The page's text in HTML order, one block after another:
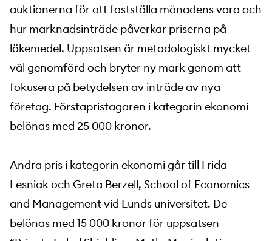
auktionerna för att fastställa månadens vara och
hur marknadsinträde påverkar priserna på
läkemedel. Uppsatsen är metodologiskt mycket
väl genomförd och bryter ny mark genom att
fokusera på betydelsen av inträde av nya
företag. Förstapristagaren i kategorin ekonomi
belönas med 25 000 kronor.
Andra pris i kategorin ekonomi går till Frida
Lesniak och Greta Berzell, School of Economics
and Management vid Lunds universitet. De
belönas med 15 000 kronor för uppsatsen